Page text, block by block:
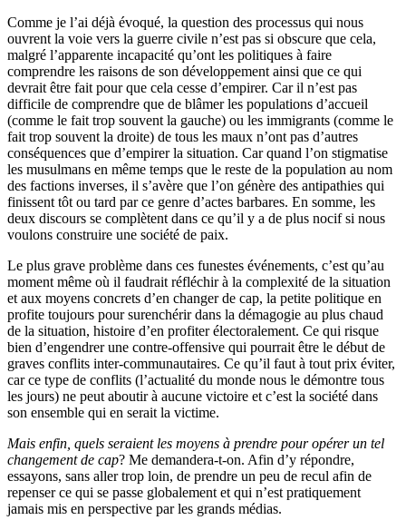
Comme je l’ai déjà évoqué, la question des processus qui nous
ouvrent la voie vers la guerre civile n’est pas si obscure que cela,
malgré l’apparente incapacité qu’ont les politiques à faire
comprendre les raisons de son développement ainsi que ce qui
devrait être fait pour que cela cesse d’empirer. Car il n’est pas
difficile de comprendre que de blâmer les populations d’accueil
(comme le fait trop souvent la gauche) ou les immigrants (comme le
fait trop souvent la droite) de tous les maux n’ont pas d’autres
conséquences que d’empirer la situation. Car quand l’on stigmatise
les musulmans en même temps que le reste de la population au nom
des factions inverses, il s’avère que l’on génère des antipathies qui
finissent tôt ou tard par ce genre d’actes barbares. En somme, les
deux discours se complètent dans ce qu’il y a de plus nocif si nous
voulons construire une société de paix.
Le plus grave problème dans ces funestes événements, c’est qu’au
moment même où il faudrait réfléchir à la complexité de la situation
et aux moyens concrets d’en changer de cap, la petite politique en
profite toujours pour surenchérir dans la démagogie au plus chaud
de la situation, histoire d’en profiter électoralement. Ce qui risque
bien d’engendrer une contre-offensive qui pourrait être le début de
graves conflits inter-communautaires. Ce qu’il faut à tout prix éviter,
car ce type de conflits (l’actualité du monde nous le démontre tous
les jours) ne peut aboutir à aucune victoire et c’est la société dans
son ensemble qui en serait la victime.
Mais enfin, quels seraient les moyens à prendre pour opérer un tel
changement de cap? Me demandera-t-on. Afin d’y répondre,
essayons, sans aller trop loin, de prendre un peu de recul afin de
repenser ce qui se passe globalement et qui n’est pratiquement
jamais mis en perspective par les grands médias.